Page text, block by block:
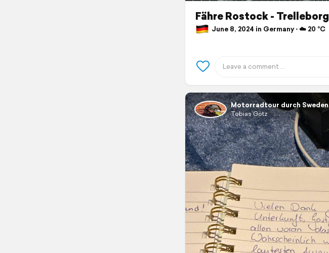
Fähre Rostock - Trelleborg
June 8, 2024 in Germany ⋅ ☁️ 20 °C
Motorradtour durch Sweden
Tobias Götz